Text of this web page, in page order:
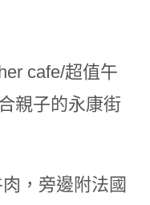
，旁邊附法國